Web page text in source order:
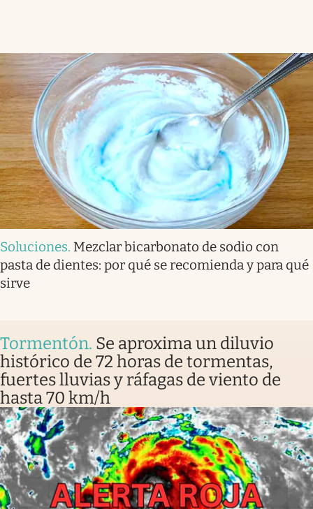
Soluciones. Mezclar bicarbonato de sodio con
pasta de dientes: por qué se recomienda y para qué
sirve
Tormentón. Se aproxima un diluvio
histórico de 72 horas de tormentas,
fuertes lluvias y ráfagas de viento de
hasta 70 km/h